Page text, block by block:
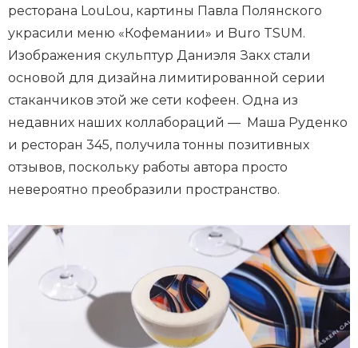
ресторана LouLou, картины Павла Полянского
украсили меню «Кофемании» и Buro TSUM.
Изображения скульптур Даниэля Закх стали
основой для дизайна лимитированной серии
стаканчиков этой же сети кофеен. Одна из
недавних наших коллабораций — Маша Руденко
и ресторан 345, получила тонны позитивных
отзывов, поскольку работы автора просто
невероятно преобразили пространство.